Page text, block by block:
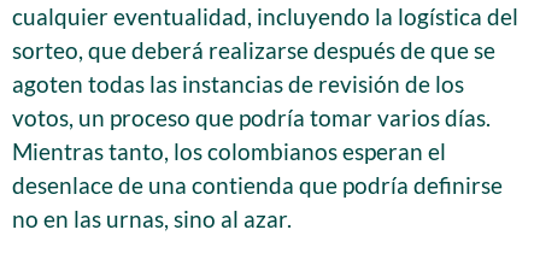
cualquier eventualidad, incluyendo la logística del
sorteo, que deberá realizarse después de que se
agoten todas las instancias de revisión de los
votos, un proceso que podría tomar varios días.
Mientras tanto, los colombianos esperan el
desenlace de una contienda que podría definirse
no en las urnas, sino al azar.